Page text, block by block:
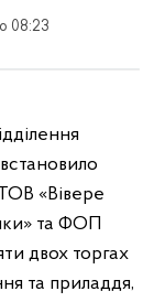
08:23
«Вівере
та ФОП
двох торгах
та приладдя,